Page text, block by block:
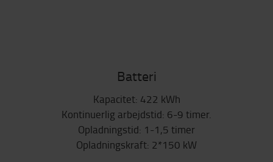
Batteri
Kapacitet: 422 kWh
Kontinuerlig arbejdstid: 6-9 timer.
Opladningstid: 1-1,5 timer
Opladningskraft: 2*150 kW